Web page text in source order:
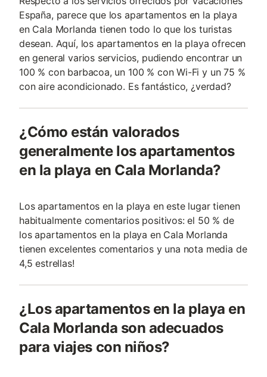
España, parece que los apartamentos en la playa
en Cala Morlanda tienen todo lo que los turistas
desean. Aquí, los apartamentos en la playa ofrecen
en general varios servicios, pudiendo encontrar un
100 % con barbacoa, un 100 % con Wi-Fi y un 75 %
con aire acondicionado. Es fantástico, ¿verdad?
¿Cómo están valorados
generalmente los apartamentos
en la playa en Cala Morlanda?
Los apartamentos en la playa en este lugar tienen
habitualmente comentarios positivos: el 50 % de
los apartamentos en la playa en Cala Morlanda
tienen excelentes comentarios y una nota media de
4,5 estrellas!
¿Los apartamentos en la playa en
Cala Morlanda son adecuados
para viajes con niños?